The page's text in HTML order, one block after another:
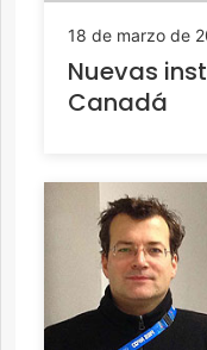
18 de marzo de
Nuevas
Canadá